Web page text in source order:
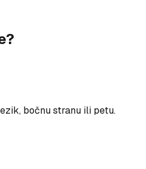
bočnu stranu ili petu.